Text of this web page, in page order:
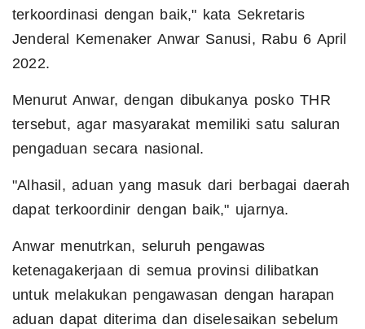
terkoordinasi dengan baik," kata Sekretaris
Jenderal Kemenaker Anwar Sanusi, Rabu 6 April
2022.
Menurut Anwar, dengan dibukanya posko THR
tersebut, agar masyarakat memiliki satu saluran
pengaduan secara nasional.
"Alhasil, aduan yang masuk dari berbagai daerah
dapat terkoordinir dengan baik," ujarnya.
Anwar menutrkan, seluruh pengawas
ketenagakerjaan di semua provinsi dilibatkan
untuk melakukan pengawasan dengan harapan
aduan dapat diterima dan diselesaikan sebelum